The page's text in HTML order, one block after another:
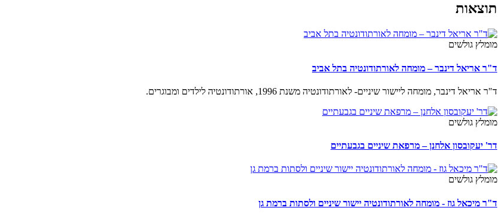
תוצאות
מומלץ גולשים
ד"ר אריאל דינבר – מומחה לאורתודונטיה בתל אביב
ד"ר אריאל דינבר, מומחה ליישור שיניים- לאורתודונטיה משנת 1996, אורתודונטיה לילדים ומבוגרים.
מומלץ גולשים
דר' יעקובסון אלחנן – מרפאת שיניים בגבעתיים
מומלץ גולשים
ד"ר מיכאל גוז - מומחה לאורתודונטיה יישור שיניים ולסתות ברמת גן